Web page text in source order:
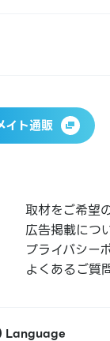
イト通販
取材をご希望
広告掲載につ
プライバシー
よくあるご質
Language